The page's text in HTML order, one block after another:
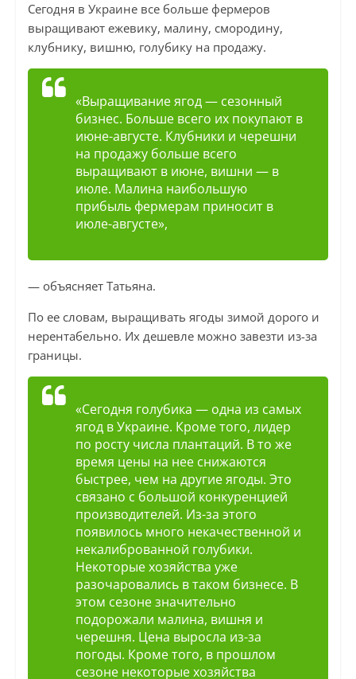
Сегодня в Украине все больше фермеров
выращивают ежевику, малину, смородину,
клубнику, вишню, голубику на продажу.
«Выращивание ягод — сезонный
бизнес. Больше всего их покупают в
июне-августе. Клубники и черешни
на продажу больше всего
выращивают в июне, вишни — в
июле. Малина наибольшую
прибыль фермерам приносит в
июле-августе»,
— объясняет Татьяна.
По ее словам, выращивать ягоды зимой дорого и
нерентабельно. Их дешевле можно завезти из-за
границы.
«Сегодня голубика — одна из самых
ягод в Украине. Кроме того, лидер
по росту числа плантаций. В то же
время цены на нее снижаются
быстрее, чем на другие ягоды. Это
связано с большой конкуренцией
производителей. Из-за этого
появилось много некачественной и
некалиброванной голубики.
Некоторые хозяйства уже
разочаровались в таком бизнесе. В
этом сезоне значительно
подорожали малина, вишня и
черешня. Цена выросла из-за
погоды. Кроме того, в прошлом
сезоне некоторые хозяйства